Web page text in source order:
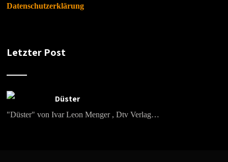
Datenschutzerklärung
Letzter Post
Düster
"Düster" von Ivar Leon Menger , Dtv Verlag…